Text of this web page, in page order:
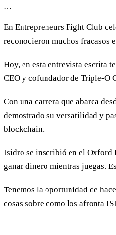
…
En Entrepreneurs Fight Club
reconocieron muchos fracasos
Hoy, en esta entrevista escrita
CEO y cofundador de Triple-O
Con una carrera que abarca
demostrado su versatilidad y
blockchain.
Isidro se inscribió en el Oxford
ganar dinero mientras juegas.
Tenemos la oportunidad de
cosas sobre como los afronta